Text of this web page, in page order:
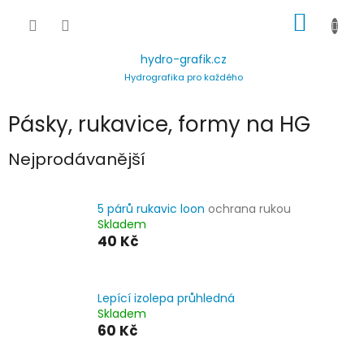
hydro-grafik.cz
Hydrografika pro každého
KOŠÍK
Pásky, rukavice, formy na HG
Nejprodávanější
5 párů rukavic loon ochrana rukou
Skladem
40 Kč
Lepící izolepa průhledná
Skladem
60 Kč